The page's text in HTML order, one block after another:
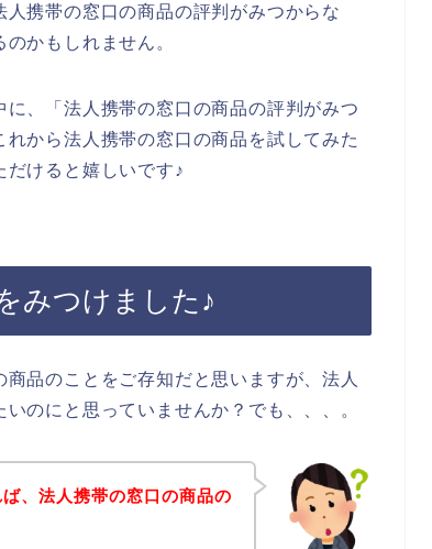
携帯の窓口の商品の評判がみつからな
かもしれません。
、「法人携帯の窓口の商品の評判がみつ
から法人携帯の窓口の商品を試してみた
だけると嬉しいです♪
みつけました♪
品のことをご存知だと思いますが、法人
のにと思っていませんか？でも、、、。
、法人携帯の窓口の商品の